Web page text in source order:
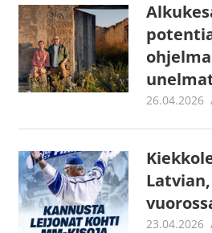
26.04.2026
23.04.2026